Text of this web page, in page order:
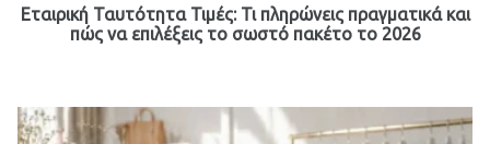
Εταιρική Ταυτότητα Τιμές: Τι πληρώνεις πραγματικά και
πώς να επιλέξεις το σωστό πακέτο το 2026